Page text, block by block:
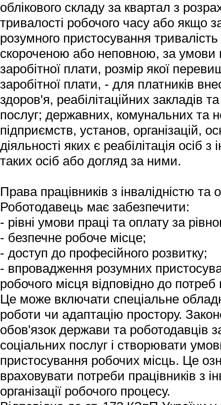
облікового складу за квартал з
тривалості робочого часу або якщо
розумного пристосування
скороченою або неповною, за умови
заробітної плати, розмір якої
заробітної плати, - для платників
здоров'я, реабілітаційних закладів
послуг; державних, комунальних та
підприємств, установ, організацій,
діяльності яких є реабілітація осіб
таких осіб або догляд за ними.
Права працівників з інвалідністю
Роботодавець має забезпечити:
- рівні умови праці та оплату за
- безпечне робоче місце;
- доступ до професійного розвитку;
- впровадження розумних
робочого місця відповідно до
Це може включати спеціальне
роботи чи адаптацію простору.
обов'язок держави та роботодавців
соціальних послуг і створювати
пристосування робочих місць. Це
враховувати потреби працівників з
організації робочого процесу.